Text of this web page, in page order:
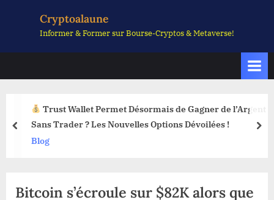
Cryptoalaune
Informer & Former sur Bourse-Cryptos & Metaverse!
Trust Wallet Permet Désormais de Gagner de l’Argent
Sans Trader ? Les Nouvelles Options Dévoilées !
Blog
prev
Bitcoin s’écroule sur $82K alors que